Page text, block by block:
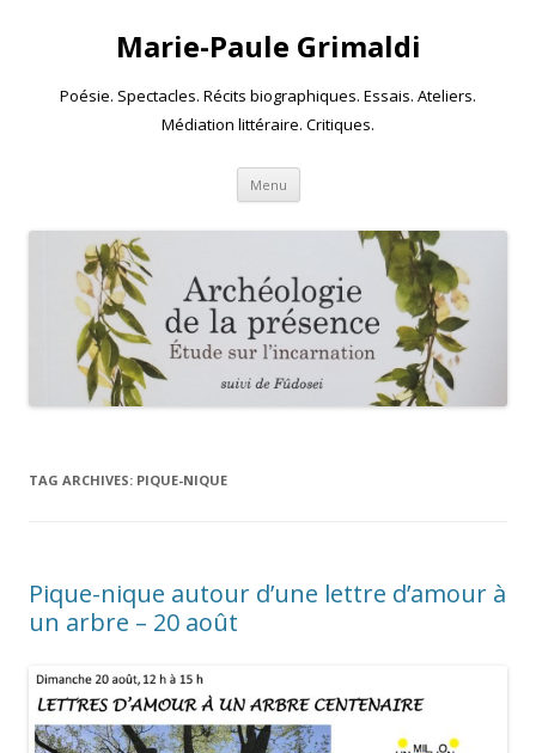
Marie-Paule Grimaldi
Poésie. Spectacles. Récits biographiques. Essais. Ateliers.
Médiation littéraire. Critiques.
Menu Skip to content
TAG ARCHIVES: PIQUE-NIQUE
Pique-nique autour d’une lettre d’amour à
un arbre – 20 août